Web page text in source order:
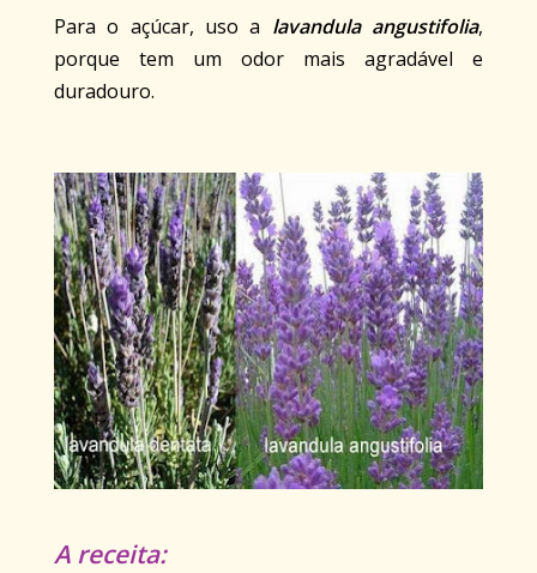
Para o açúcar, uso a lavandula angustifolia,
porque tem um odor mais agradável e
duradouro.
A receita: